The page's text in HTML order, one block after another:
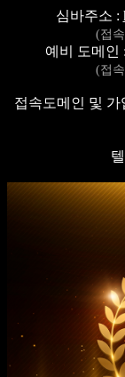
심바주소 :
(접
예비 도메인 :
(접
접속도메인 및 가